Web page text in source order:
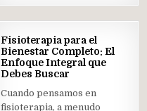
JUN
2025
Posted
Fisioterapia para el
Bienestar Completo: El
Enfoque Integral que
Debes Buscar
Cuando pensamos en
fisioterapia, a menudo